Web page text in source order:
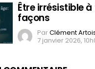
Être irrésistible
façons
ParClément
7 janvier 2026,